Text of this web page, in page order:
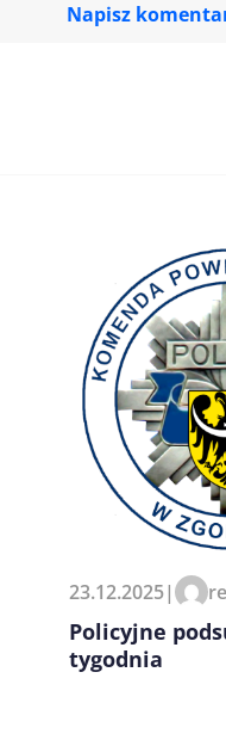
Napisz
dane w tej
23.12.2025|
Policyjne
tygodnia